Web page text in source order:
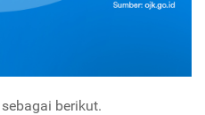
berikut.